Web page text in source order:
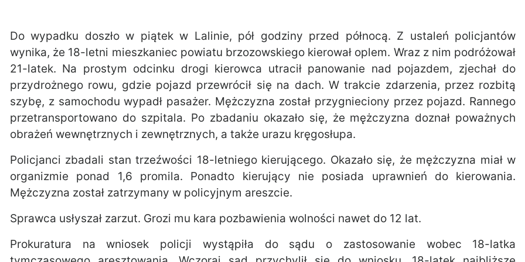
Do wypadku doszło w piątek w Lalinie, pół godziny przed północą. Z ustaleń policjantów
wynika, że 18-letni mieszkaniec powiatu brzozowskiego kierował oplem. Wraz z nim podróżował
21-latek. Na prostym odcinku drogi kierowca utracił panowanie nad pojazdem, zjechał do
przydrożnego rowu, gdzie pojazd przewrócił się na dach. W trakcie zdarzenia, przez rozbitą
szybę, z samochodu wypadł pasażer. Mężczyzna został przygnieciony przez pojazd. Rannego
przetransportowano do szpitala. Po zbadaniu okazało się, że mężczyzna doznał poważnych
obrażeń wewnętrznych i zewnętrznych, a także urazu kręgosłupa.
Policjanci zbadali stan trzeźwości 18-letniego kierującego. Okazało się, że mężczyzna miał w
organizmie ponad 1,6 promila. Ponadto kierujący nie posiada uprawnień do kierowania.
Mężczyzna został zatrzymany w policyjnym areszcie.
Sprawca usłyszał zarzut. Grozi mu kara pozbawienia wolności nawet do 12 lat.
Prokuratura na wniosek policji wystąpiła do sądu o zastosowanie wobec 18-latka